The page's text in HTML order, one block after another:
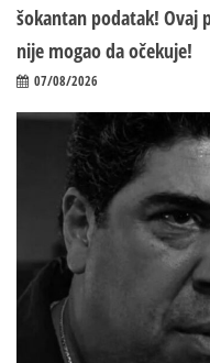
šokantan podatak! Ovaj
nije mogao da očekuje!
07/08/2026